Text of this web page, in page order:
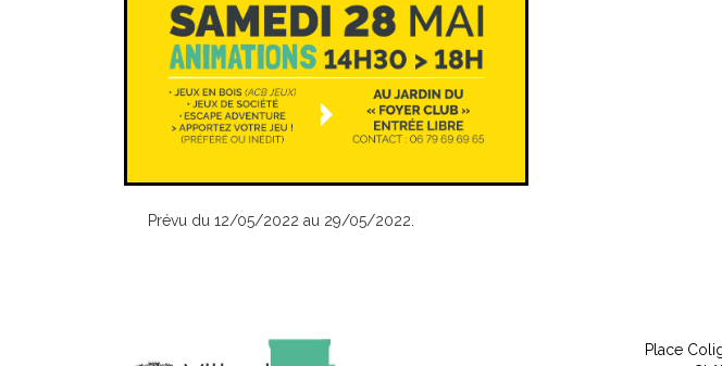
Prévu du 12/05/2022 au 29/05/2022.
Place